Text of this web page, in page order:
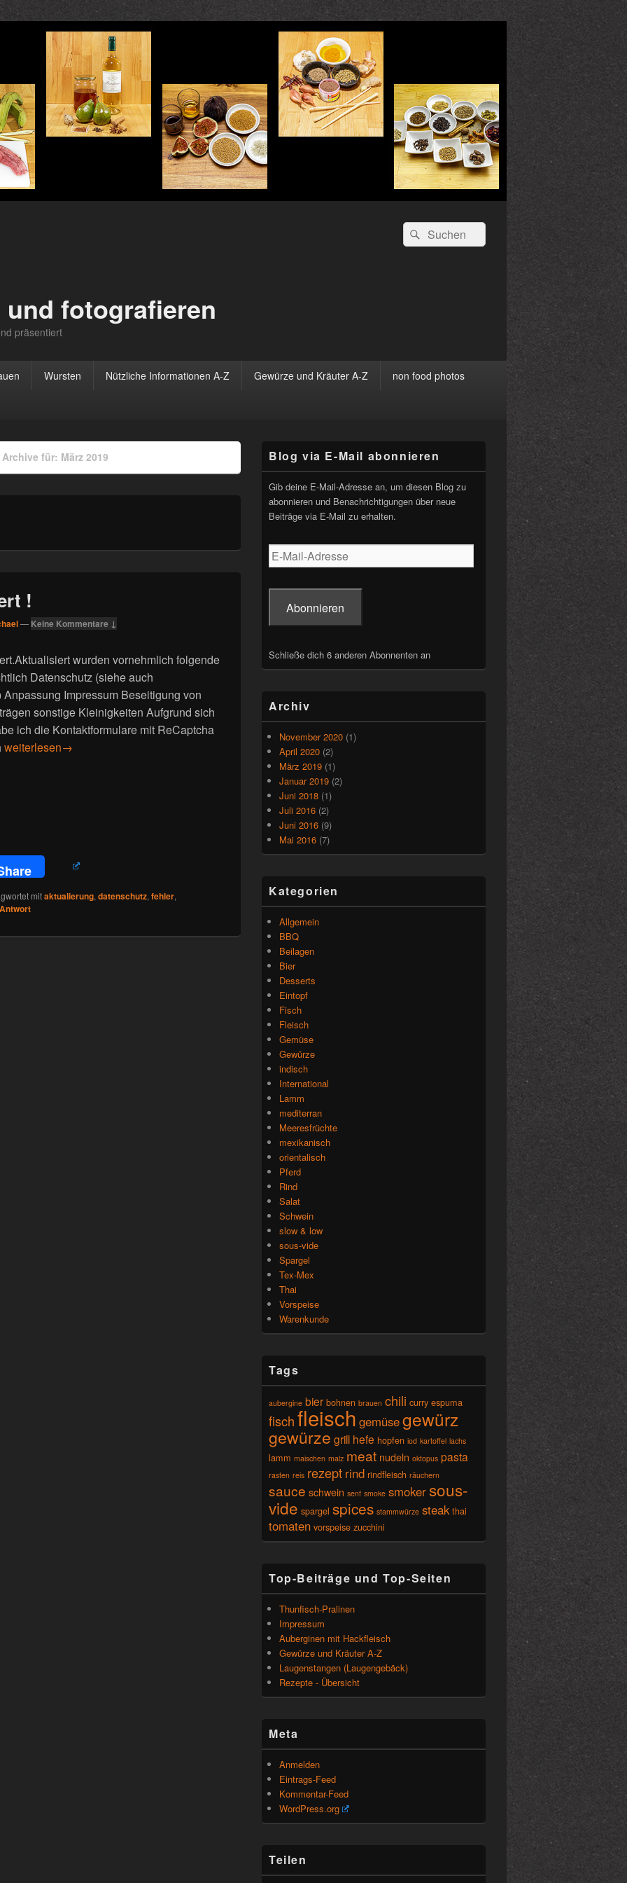
fotografieren
präsentiert
Suchen
nach:
Suchen
Wursten Nützliche Informationen A-Z Gewürze und Kräuter A-Z non food photos
Archive für: März 2019
!
— Keine Kommentare ↓
wurden vornehmlich folgende
Datenschutz (siehe auch
Impressum Beseitigung von
sonstige Kleinigkeiten Aufgrund sich
ich die Kontaktformulare mit ReCaptcha
Website Aktualisiert !
weiterlesen→
mitaktualierung, datenschutz, fehler,
Seitenleisten-
Widgetbereich
Blog via E-Mail abonnieren
Gib deine E-Mail-Adresse an, um diesen Blog zu
abonnieren und Benachrichtigungen über neue
Beiträge via E-Mail zu erhalten.
E-
Mail-
Abonnieren
Schließe dich 6 anderen Abonnenten an
Archiv
November 2020 (1)
April 2020 (2)
März 2019 (1)
Januar 2019 (2)
Juni 2018 (1)
Juli 2016 (2)
Juni 2016 (9)
Mai 2016 (7)
Kategorien
Allgemein
BBQ
Beilagen
Bier
Desserts
Eintopf
Fisch
Fleisch
Gemüse
Gewürze
indisch
International
Lamm
mediterran
Meeresfrüchte
mexikanisch
orientalisch
Pferd
Rind
Salat
Schwein
slow & low
sous-vide
Spargel
Tex-Mex
Thai
Vorspeise
Warenkunde
Tags
aubergine bier bohnen brauen chili curry espuma
fischfleisch gemüsegewürz
gewürze grill hefe hopfen iod kartoffel lachs
lamm maischen malz meat nudeln oktopus pasta
rasten reis rezept rind rindfleisch räuchern
sauce schwein senf smoke smokersous-
vide spargel spices stammwürze steak thai
tomaten vorspeise zucchini
Top-Beiträge und Top-Seiten
Thunfisch-Pralinen
Impressum
Auberginen mit Hackfleisch
Gewürze und Kräuter A-Z
Laugenstangen (Laugengebäck)
Rezepte - Übersicht
Meta
Anmelden
Eintrags-Feed
Kommentar-Feed
WordPress.org
Teilen